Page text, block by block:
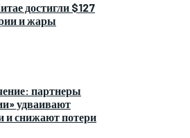
достигли $127
и жары
партнеры
удваивают
и снижают потери